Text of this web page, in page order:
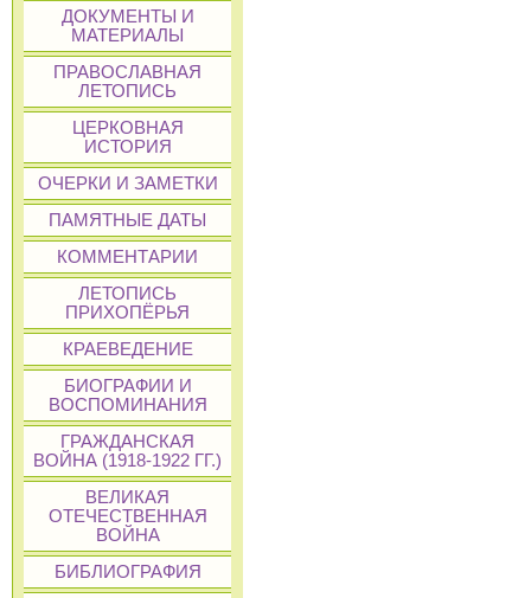
ДОКУМЕНТЫ И
МАТЕРИАЛЫ
ПРАВОСЛАВНАЯ
ЛЕТОПИСЬ
ЦЕРКОВНАЯ
ИСТОРИЯ
ОЧЕРКИ И ЗАМЕТКИ
ПАМЯТНЫЕ ДАТЫ
КОММЕНТАРИИ
ЛЕТОПИСЬ
ПРИХОПЁРЬЯ
КРАЕВЕДЕНИЕ
БИОГРАФИИ И
ВОСПОМИНАНИЯ
ГРАЖДАНСКАЯ
ВОЙНА (1918-1922 ГГ.)
ВЕЛИКАЯ
ОТЕЧЕСТВЕННАЯ
ВОЙНА
БИБЛИОГРАФИЯ